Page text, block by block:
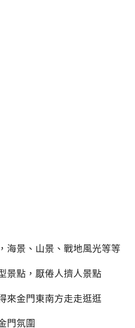
海景、山景、戰地風光等等
景點，厭倦人擠人景點
來金門東南方走走逛逛
門氛圍